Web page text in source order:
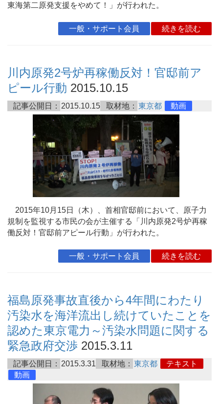
東海第二原発支援をやめて！」が行われた。
一般・サポート会員 続きを読む
川内原発2号炉再稼働反対！官邸前ア
ピール行動 2015.10.15
記事公開日： 2015.10.15 取材地： 東京都 動画
2015年10月15日（木）、首相官邸前において、原子力
規制を監視する市民の会が主催する「川内原発2号炉再稼
働反対！官邸前アピール行動」が行われた。
一般・サポート会員 続きを読む
福島原発事故直後から4年間にわたり
汚染水を海洋流出し続けていたことを
認めた東京電力～汚染水問題に関する
緊急政府交渉 2015.3.11
記事公開日： 2015.3.31 取材地： 東京都
テキスト
動画